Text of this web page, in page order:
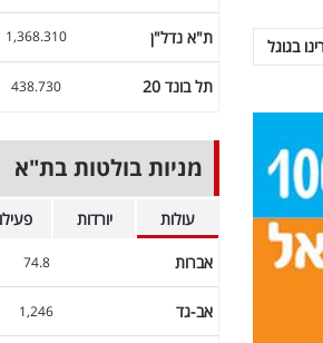
בגוגל ת"א נדל"ן 1,368.310
תל בונד 20 438.730
מניות בולטות בת"א
עולות יורדות
אברות 74.8
אב-גד 1,246